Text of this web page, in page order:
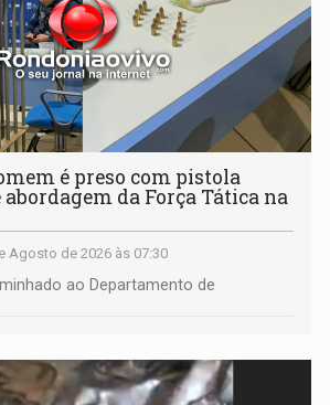
é preso com pistola
da Força Tática na
Agosto de 2026 às 07:30
ao Departamento de